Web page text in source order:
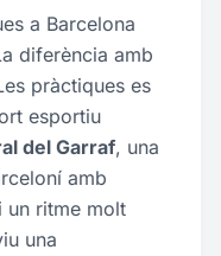
a Barcelona
diferència amb
pràctiques es
esportiu
del Garraf, una
amb
un ritme molt
una